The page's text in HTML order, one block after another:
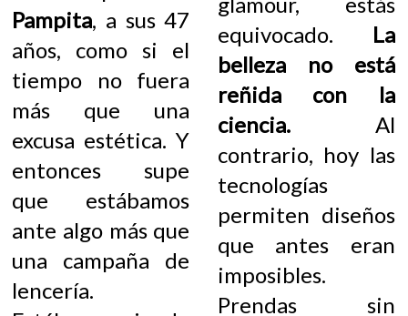
Pampita, a sus 47
años, como si el
tiempo no fuera
más que una
excusa estética. Y
entonces supe
que estábamos
ante algo más que
una campaña de
lencería.
equivocado. La
belleza no está
reñida con la
ciencia.Al
contrario, hoy las
tecnologías
permiten diseños
que antes eran
imposibles.
Prendas sin